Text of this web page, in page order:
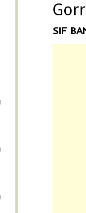
SIF